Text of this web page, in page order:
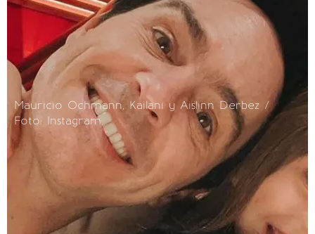
Mauricio Ochmann, Kailani y Aislinn Derbez /
Foto: Instagram